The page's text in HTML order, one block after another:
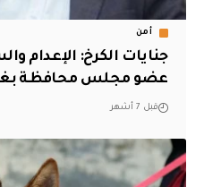
أمن
جنايات الكرخ: الإعدام
عضو مجلس محافظة
قبل 7 أشهر